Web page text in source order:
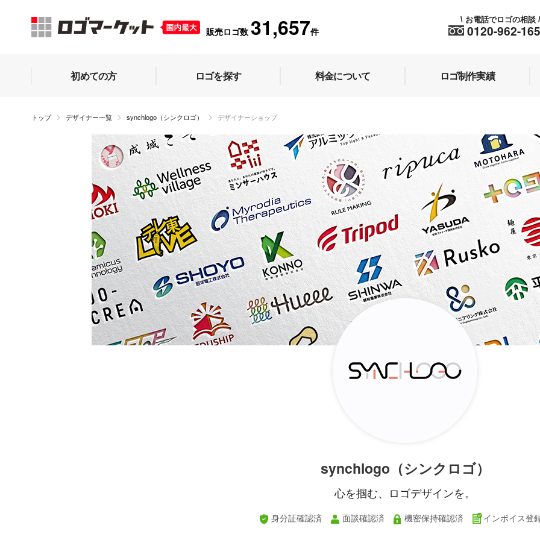
販売ロゴ数 31,657件 0120-962-165
\ お電話でロゴの相談 /
初めての方 ロゴを探す 料金について ロゴ制作実績
トップ デザイナー一覧 synchlogo（シンクロゴ） デザイナーショップ
synchlogo（シンクロゴ）
心を掴む、ロゴデザインを。
身分証確認済 面談確認済 機密保持確認済 インボイス登